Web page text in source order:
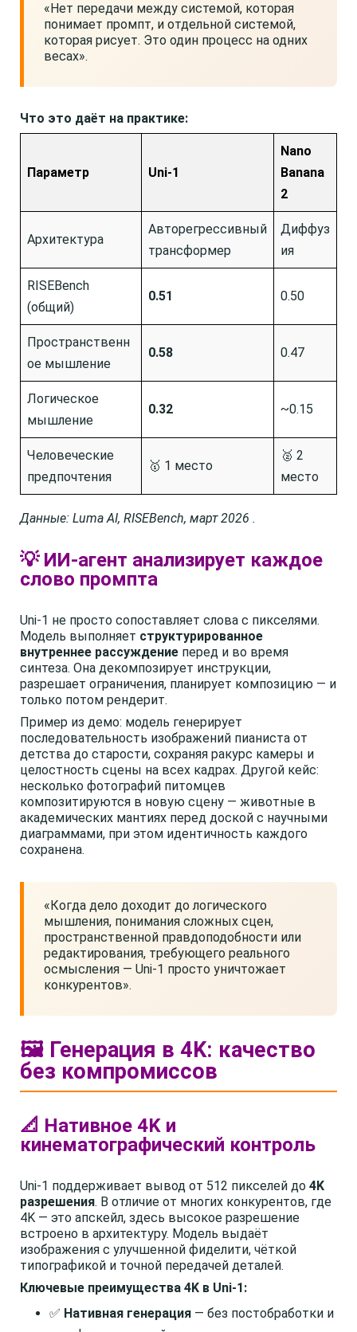
«Нет передачи между системой, которая
понимает промпт, и отдельной системой,
которая рисует. Это один процесс на одних
весах».
Что это даёт на практике:
Параметр Uni-1
Nano
Banana
2
Архитектура
Авторегрессивный
трансформер
Диффуз
ия
RISEBench
(общий)
0.51 0.50
Пространственн
ое мышление
0.58 0.47
Логическое
мышление
0.32 ~0.15
Человеческие
предпочтения
🥇 1 место
🥈 2
место
Данные: Luma AI, RISEBench, март 2026 .
💡 ИИ-агент анализирует каждое
слово промпта
Uni-1 не просто сопоставляет слова с пикселями.
Модель выполняет структурированное
внутреннее рассуждение перед и во время
синтеза. Она декомпозирует инструкции,
разрешает ограничения, планирует композицию — и
только потом рендерит.
Пример из демо: модель генерирует
последовательность изображений пианиста от
детства до старости, сохраняя ракурс камеры и
целостность сцены на всех кадрах. Другой кейс:
несколько фотографий питомцев
композитируются в новую сцену — животные в
академических мантиях перед доской с научными
диаграммами, при этом идентичность каждого
сохранена.
«Когда дело доходит до логического
мышления, понимания сложных сцен,
пространственной правдоподобности или
редактирования, требующего реального
осмысления — Uni-1 просто уничтожает
конкурентов».
🖼️ Генерация в 4K: качество
без компромиссов
📐 Нативное 4K и
кинематографический контроль
Uni-1 поддерживает вывод от 512 пикселей до 4K
разрешения. В отличие от многих конкурентов, где
4K — это апскейл, здесь высокое разрешение
встроено в архитектуру. Модель выдаёт
изображения с улучшенной фиделити, чёткой
типографикой и точной передачей деталей.
Ключевые преимущества 4K в Uni-1:
✅ Нативная генерация — без постобработки и